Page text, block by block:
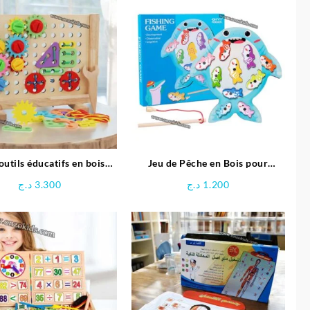
éducatifs en bois
3.300 د.ج
Jeu de Pêche en Bois pour
1.200 د.ج